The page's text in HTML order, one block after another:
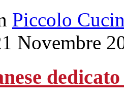
Piccolo
Novembre